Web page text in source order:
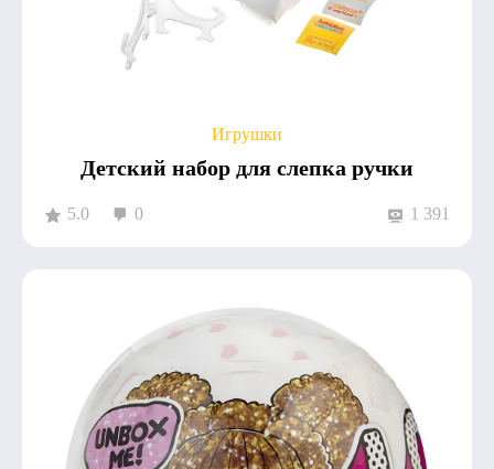
Игрушки
Детский набор для слепка ручки
5.0 0 1 391